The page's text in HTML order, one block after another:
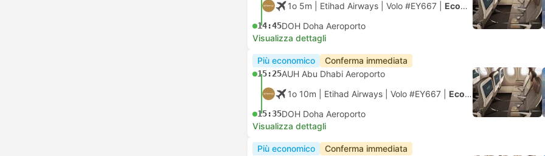
1o 5m | Etihad Airways Volo #EY667 Economy
14:45DOH Doha Aeroporto
Visualizza dettagli
Più economico Conferma immediata
15:25AUH Abu Dhabi Aeroporto
1o 10m | Etihad Airways Volo #EY667 Economy
15:35DOH Doha Aeroporto
Visualizza dettagli
Più economico Conferma immediata